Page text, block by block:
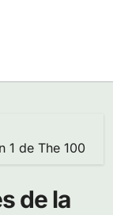
1 de The 100
de la